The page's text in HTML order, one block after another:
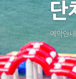
단
예약안내